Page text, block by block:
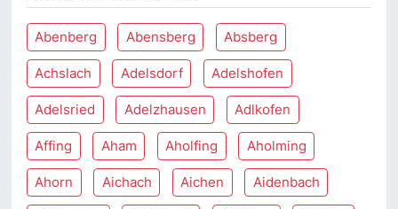
Abenberg Abensberg Absberg
Achslach Adelsdorf Adelshofen
Adelsried Adelzhausen Adlkofen
Affing Aham Aholfing Aholming
Ahorn Aichach Aichen Aidenbach